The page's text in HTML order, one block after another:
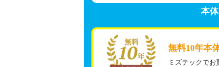
本
無料10年本
ミズテックで